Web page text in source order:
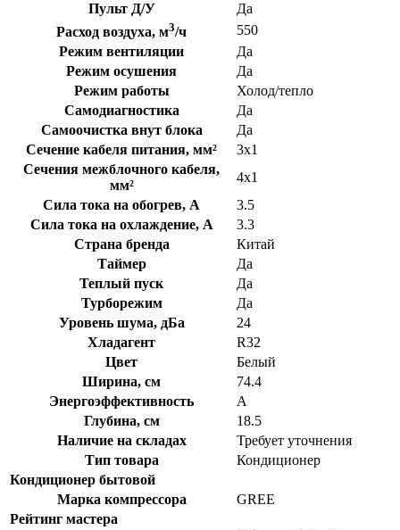
Пульт Д/У
Да
Расход воздуха, м3/ч
550
Режим вентиляции
Да
Режим осушения
Да
Режим работы
Холод/тепло
Самодиагностика
Да
Самоочистка внут блока
Да
Сечение кабеля питания, мм²
3x1
Сечения межблочного кабеля,
мм²
4х1
Сила тока на обогрев, А
3.5
Сила тока на охлаждение, А
3.3
Страна бренда
Китай
Таймер
Да
Теплый пуск
Да
Турборежим
Да
Уровень шума, дБа
24
Хладагент
R32
Цвет
Белый
Ширина, см
74.4
Энергоэффективность
A
Глубина, см
18.5
Наличие на складах
Требует уточнения
Тип товара
Кондиционер
Кондиционер бытовой
Марка компрессора
GREE
Рейтинг мастера